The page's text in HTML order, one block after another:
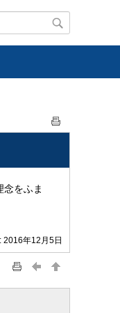
をふま
年12月5日